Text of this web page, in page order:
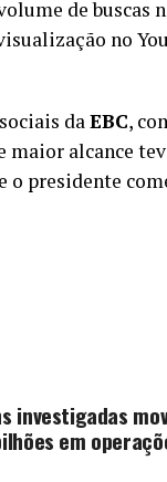
de buscas
no
daEBC,
alcance
o presidente
investigadas
em